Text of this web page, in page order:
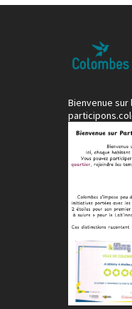
Bienvenue